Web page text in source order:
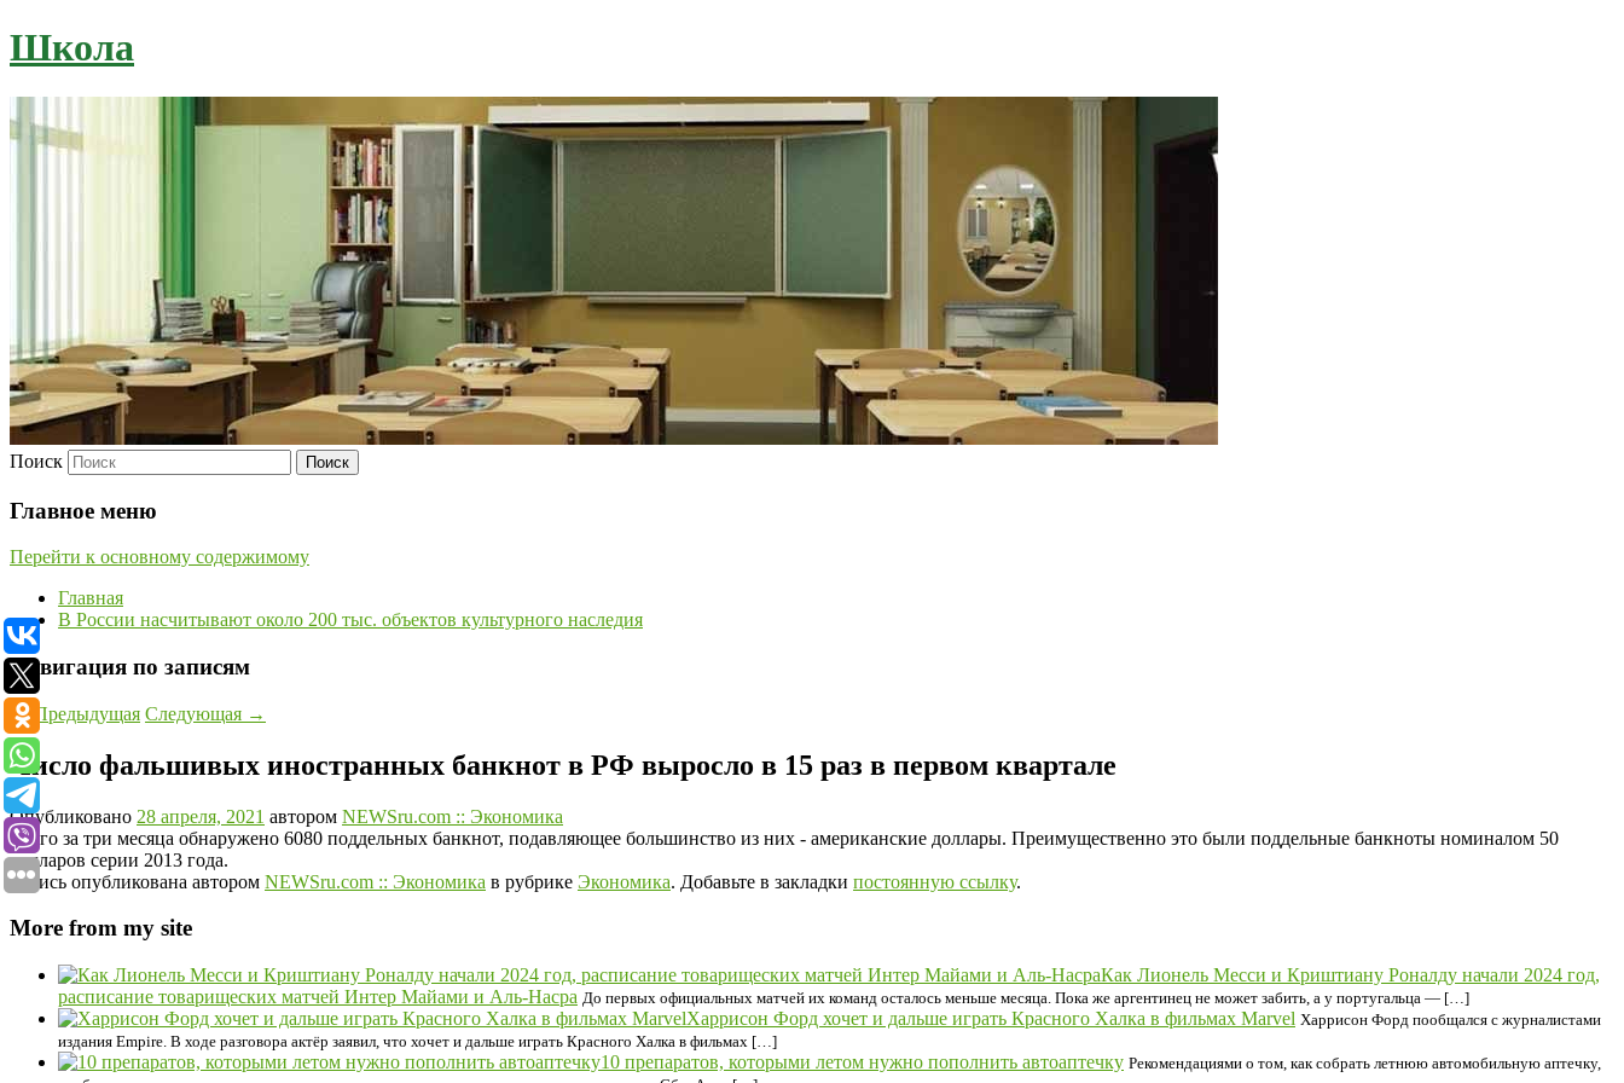
Школа
Поиск
Главное меню
Перейти к основному содержимому
Главная
В России насчитывают около 200 тыс. объектов культурного наследия
Навигация по записям
←Предыдущая Следующая →
Число фальшивых иностранных банкнот в РФ выросло в 15 раз в первом квартале
Опубликовано 28 апреля, 2021 автором NEWSru.com :: Экономика
Всего за три месяца обнаружено 6080 поддельных банкнот, подавляющее большинство из них - американские доллары. Преимущественно это были поддельные банкноты номиналом 50
долларов серии 2013 года.
Запись опубликована автором NEWSru.com :: Экономика в рубрике Экономика. Добавьте в закладки постоянную ссылку.
More from my site
Как Лионель Месси и Криштиану Роналду начали 2024 год,
расписание товарищеских матчей Интер Майами и Аль-Насра До первых официальных матчей их команд осталось меньше месяца. Пока же аргентинец не может забить, а у португальца — […]
Харрисон Форд хочет и дальше играть Красного Халка в фильмах Marvel Харрисон Форд пообщался с журналистами
издания Empire. В ходе разговора актёр заявил, что хочет и дальше играть Красного Халка в фильмах […]
10 препаратов, которыми летом нужно пополнить автоаптечку Рекомендациями о том, как собрать летнюю автомобильную аптечку,